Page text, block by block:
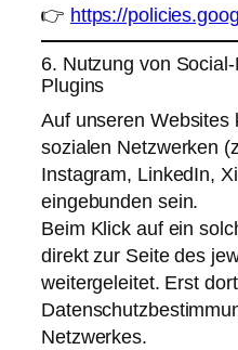
👉 https://
6. Nutzung von
Plugins
Auf unseren Websites
sozialen Netzwerken
Instagram, LinkedIn,
eingebunden sein.
Beim Klick auf ein
direkt zur Seite des
weitergeleitet. Erst
Netzwerkes.